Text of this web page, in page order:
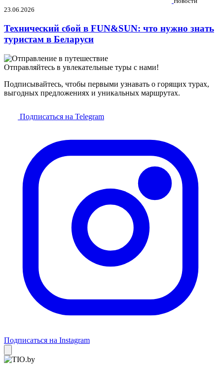
23.06.2026
Технический сбой в FUN&SUN: что нужно знать
туристам в Беларуси
Отправляйтесь в увлекательные туры с нами!
Подписывайтесь, чтобы первыми узнавать о горящих турах,
выгодных предложениях и уникальных маршрутах.
Подписаться на Telegram
Подписаться на Instagram